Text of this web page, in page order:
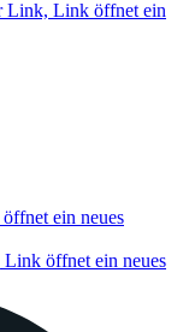
Link, Link öffnet ein
ein neues
öffnet ein neues